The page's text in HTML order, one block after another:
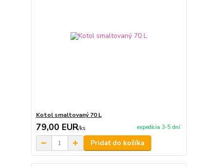
Kotol smaltovaný 70 L
79,00 EUR/ks expedícia 3-5 dní
Pridať do košíka